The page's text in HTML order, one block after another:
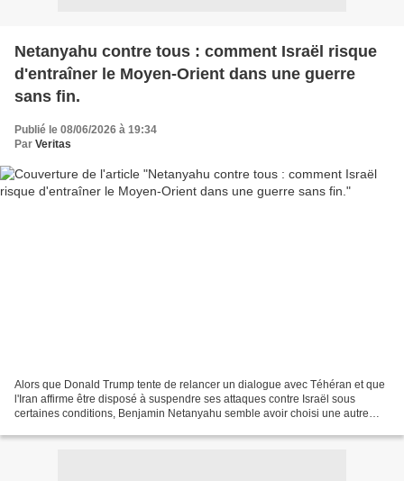
Netanyahu contre tous : comment Israël risque
d'entraîner le Moyen-Orient dans une guerre
sans fin.
Publié le 08/06/2026 à 19:34
Par Veritas
Alors que Donald Trump tente de relancer un dialogue avec Téhéran et que
l'Iran affirme être disposé à suspendre ses attaques contre Israël sous
certaines conditions, Benjamin Netanyahu semble avoir choisi une autre